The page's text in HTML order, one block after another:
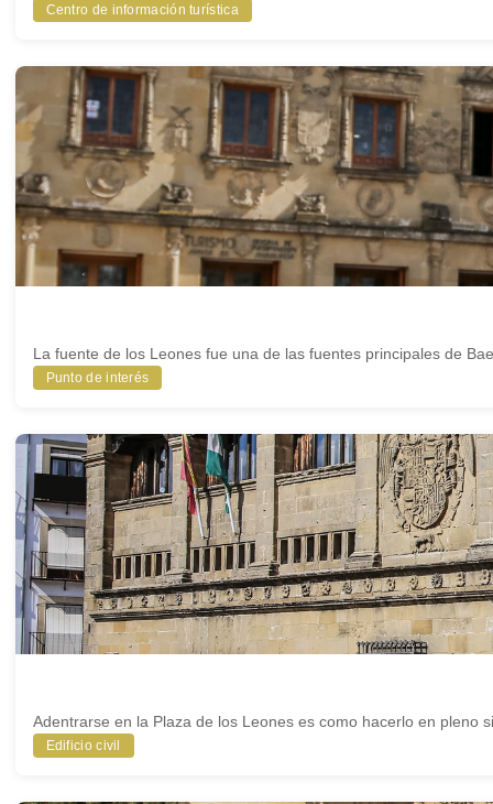
Centro de información turística
La fuente de los Leones fue una de las fuentes principales de
Punto de interés
Adentrarse en la Plaza de los Leones es como hacerlo en pleno
Edificio civil